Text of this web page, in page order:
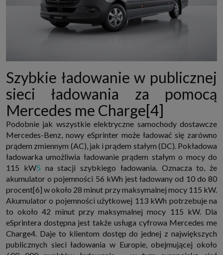
Szybkie ładowanie w publicznej
sieci ładowania za pomocą
Mercedes me Charge[4]
Podobnie jak wszystkie elektryczne samochody dostawcze
Mercedes-Benz, nowy eSprinter może ładować się zarówno
prądem zmiennym (AC), jak i prądem stałym (DC). Pokładowa
ładowarka umożliwia ładowanie prądem stałym o mocy do
115 kW5 na stacji szybkiego ładowania. Oznacza to, że
akumulator o pojemności 56 kWh jest ładowany od 10 do 80
procent[6] w około 28 minut przy maksymalnej mocy 115 kW.
Akumulator o pojemności użytkowej 113 kWh potrzebuje na
to około 42 minut przy maksymalnej mocy 115 kW. Dla
eSprintera dostępna jest także usługa cyfrowa Mercedes me
Charge4. Daje to klientom dostęp do jednej z największych
publicznych sieci ładowania w Europie, obejmującej około